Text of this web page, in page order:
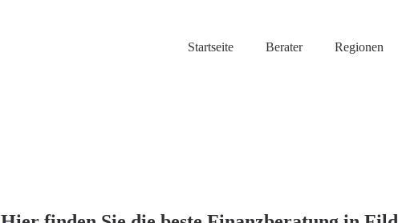
Startseite Berater Regionen